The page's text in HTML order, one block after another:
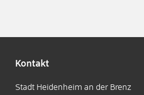
Kontakt
Stadt Heidenheim an der Brenz